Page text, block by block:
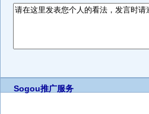
Sogou推广服务